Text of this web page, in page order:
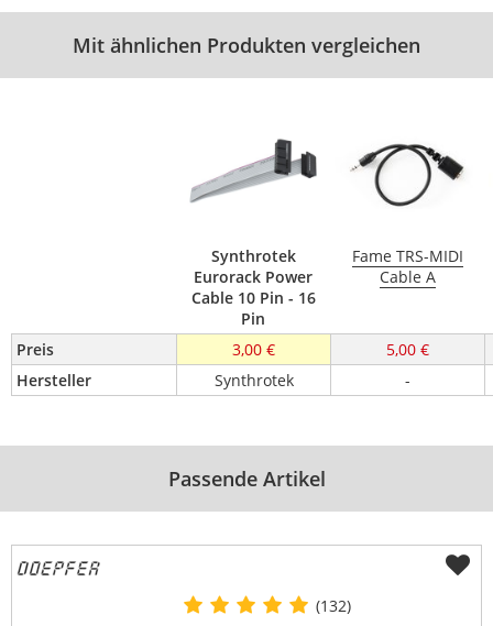
Mit ähnlichen Produkten vergleichen
Synthrotek
Eurorack Power
Cable 10 Pin - 16
Pin
Fame TRS-MIDI
Cable A
Preis 3,00 €
5,00 €
Hersteller
Synthrotek -
Passende Artikel
(132)